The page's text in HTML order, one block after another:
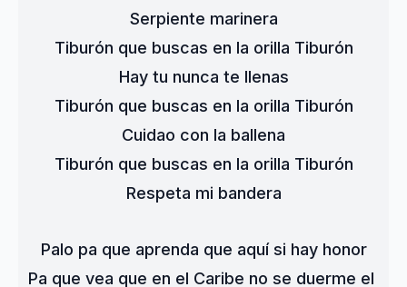
Serpiente marinera
Tiburón que buscas en la orilla Tiburón
Hay tu nunca te llenas
Tiburón que buscas en la orilla Tiburón
Cuidao con la ballena
Tiburón que buscas en la orilla Tiburón
Respeta mi bandera
Palo pa que aprenda que aquí si hay honor
Pa que vea que en el Caribe no se duerme el